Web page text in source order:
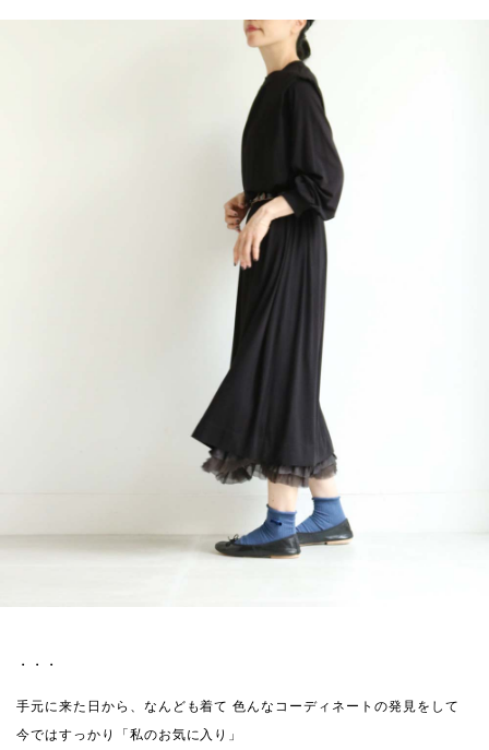
・・・
手元に来た日から、なんども着て 色んなコーディネートの発見をして
今ではすっかり「私のお気に入り」